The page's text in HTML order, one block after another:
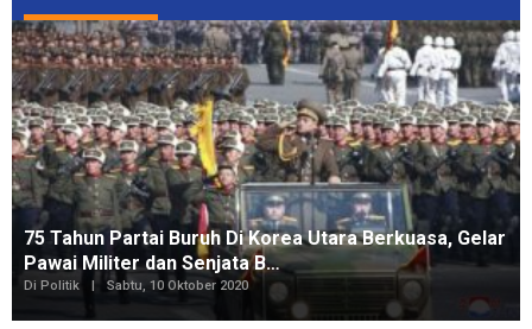
75 Tahun Partai Buruh Di Korea Utara Berkuasa, Gelar
Pawai Militer dan Senjata B…
Di Politik Sabtu, 10 Oktober 2020